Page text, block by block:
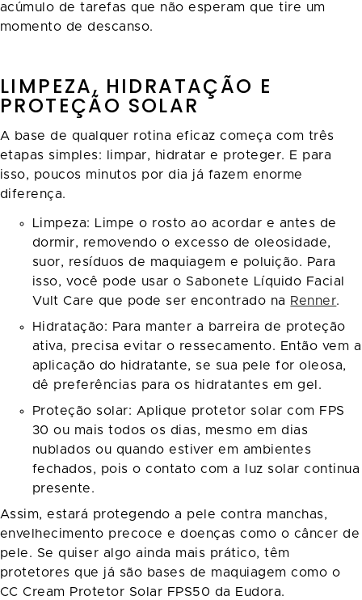
acúmulo de tarefas que não esperam que tire um
momento de descanso.
LIMPEZA, HIDRATAÇÃO E
PROTEÇÃO SOLAR
A base de qualquer rotina eficaz começa com três
etapas simples: limpar, hidratar e proteger. E para
isso, poucos minutos por dia já fazem enorme
diferença.
Limpeza: Limpe o rosto ao acordar e antes de
dormir, removendo o excesso de oleosidade,
suor, resíduos de maquiagem e poluição. Para
isso, você pode usar o Sabonete Líquido Facial
Vult Care que pode ser encontrado na Renner.
Hidratação: Para manter a barreira de proteção
ativa, precisa evitar o ressecamento. Então vem a
aplicação do hidratante, se sua pele for oleosa,
dê preferências para os hidratantes em gel.
Proteção solar: Aplique protetor solar com FPS
30 ou mais todos os dias, mesmo em dias
nublados ou quando estiver em ambientes
fechados, pois o contato com a luz solar continua
presente.
Assim, estará protegendo a pele contra manchas,
envelhecimento precoce e doenças como o câncer de
pele. Se quiser algo ainda mais prático, têm
protetores que já são bases de maquiagem como o
CC Cream Protetor Solar FPS50 da Eudora.